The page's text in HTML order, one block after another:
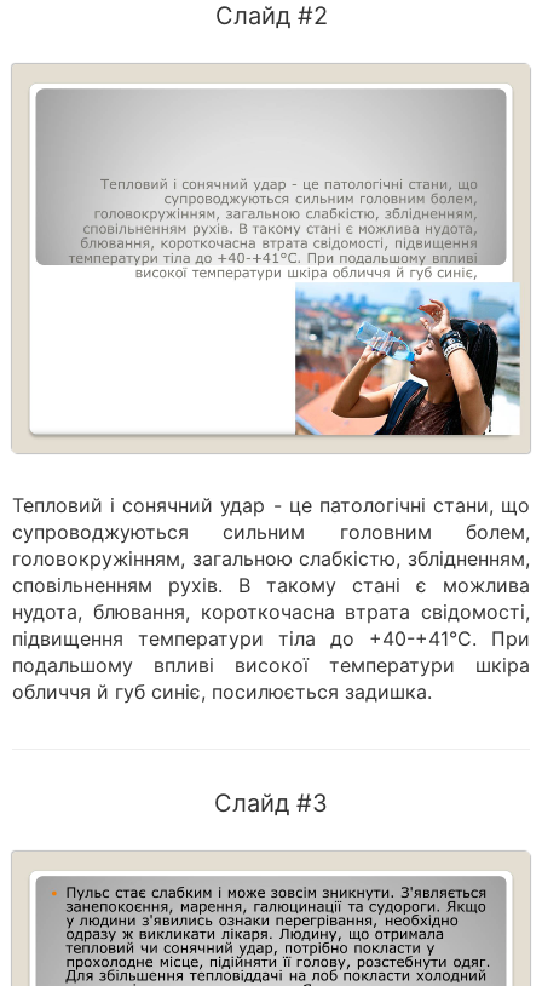
Слайд #2
Тепловий і сонячний удар - це патологічні стани, що
супроводжуються сильним головним болем,
головокружінням, загальною слабкістю, зблідненням,
сповільненням рухів. В такому стані є можлива
нудота, блювання, короткочасна втрата свідомості,
підвищення температури тіла до +40-+41°С. При
подальшому впливі високої температури шкіра
обличчя й губ синіє, посилюється задишка.
Слайд #3